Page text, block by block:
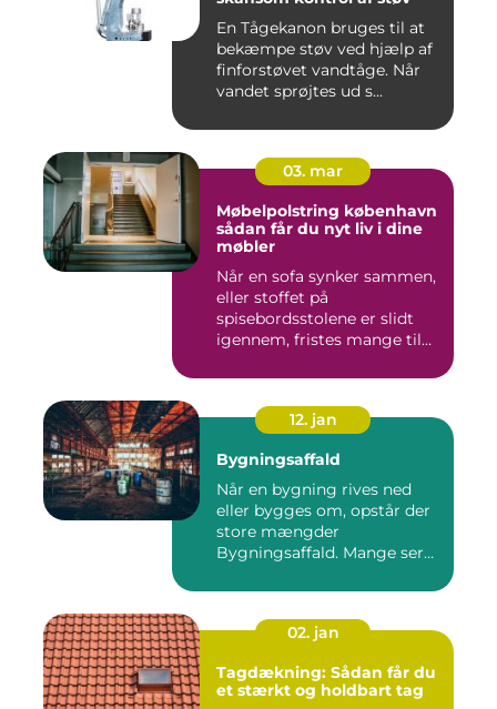
En Tågekanon bruges til at
bekæmpe støv ved hjælp af
finforstøvet vandtåge. Når
vandet sprøjtes ud s...
03. mar
Møbelpolstring københavn
sådan får du nyt liv i dine
møbler
Når en sofa synker sammen,
eller stoffet på
spisebordsstolene er slidt
igennem, fristes mange til
12. jan
Bygningsaffald
Når en bygning rives ned
eller bygges om, opstår der
store mængder
Bygningsaffald. Mange ser
02. jan
Tagdækning: Sådan får du
et stærkt og holdbart tag